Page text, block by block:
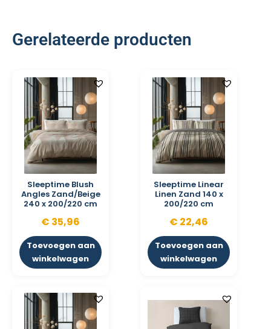
Gerelateerde producten
Sleeptime Blush
Angles Zand/Beige
240 x 200/220 cm
€ 35,96
Toevoegen aan
winkelwagen
Sleeptime Linear
Linen Zand 140 x
200/220 cm
€ 22,46
Toevoegen aan
winkelwagen